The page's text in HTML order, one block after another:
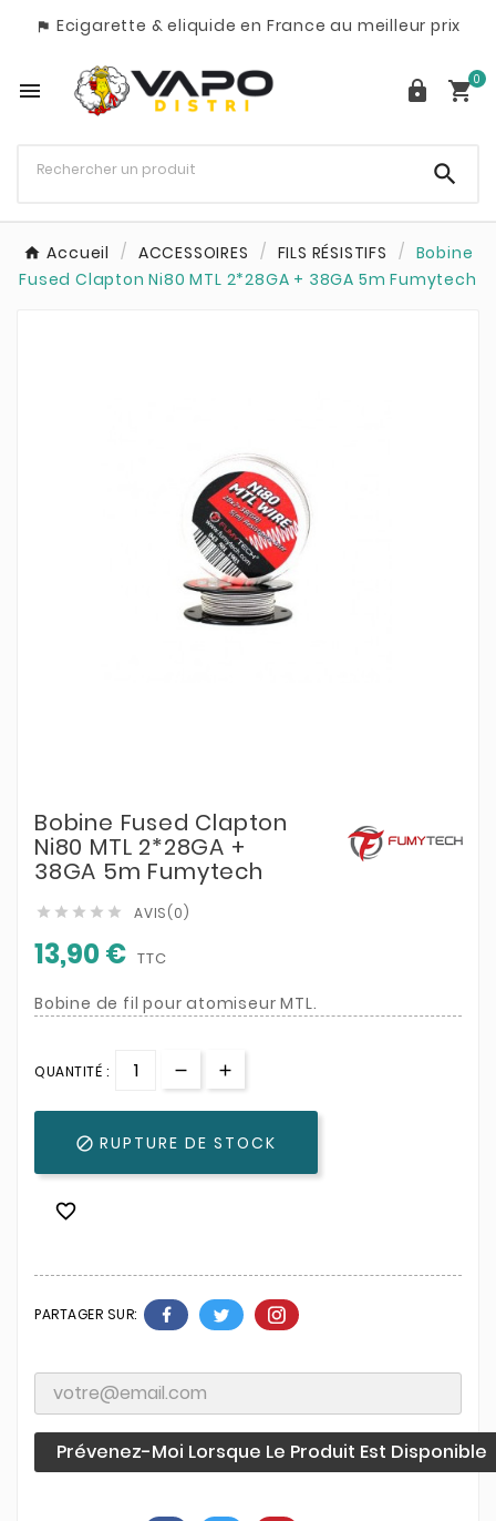
 Ecigarette & eliquide en France au meilleur prix
  0

Accueil ACCESSOIRES FILS RÉSISTIFS
Bobine
Fused Clapton Ni80 MTL 2*28GA + 38GA 5m Fumytech
Bobine Fused Clapton
Ni80 MTL 2*28GA +
38GA 5m Fumytech
     AVIS(0)
13,90 € TTC
Bobine de fil pour atomiseur MTL.
QUANTITÉ :
 RUPTURE DE STOCK

PARTAGER SUR:
Prévenez-Moi Lorsque Le Produit Est Disponible